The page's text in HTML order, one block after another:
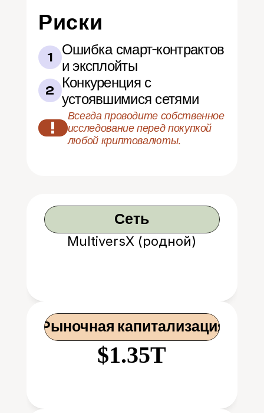
Риски
1
Ошибка смарт-контрактов
и эксплойты
2
Конкуренция с
устоявшимися сетями
!
Всегда проводите собственное
исследование перед покупкой
любой криптовалюты.
Сеть
MultiversX (родной)
Рыночная капитализация
$1.35T